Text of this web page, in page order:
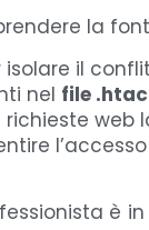
la
il
nel file
web
è